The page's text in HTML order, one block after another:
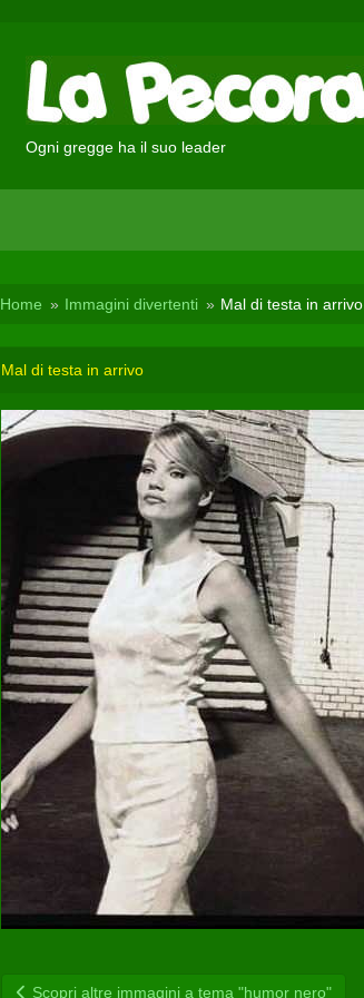
Ogni gregge ha il suo leader
Home Immagini divertenti Mal di testa in arrivo
Mal di testa in arrivo
Scopri altre immagini a tema "humor nero"